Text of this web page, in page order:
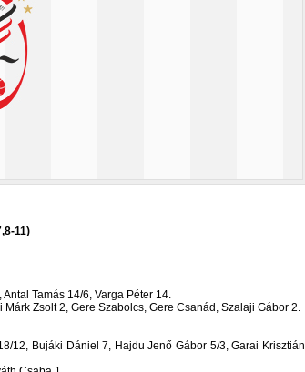
11)
Tamás 14/6, Varga Péter 14.
Zsolt 2, Gere Szabolcs, Gere Csanád, Szalaji Gábor 2.
12, Bujáki Dániel 7, Hajdu Jenő Gábor 5/3, Garai Krisztián